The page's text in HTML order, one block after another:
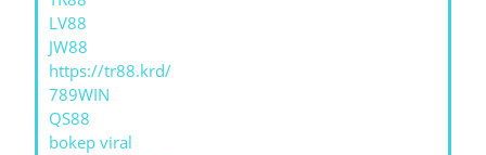
LV88
JW88
https://tr88.krd/
789WIN
QS88
bokep viral